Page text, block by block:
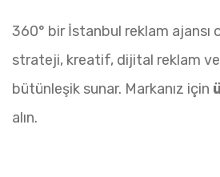
360° bir İstanbul reklam ajansı
strateji, kreatif, dijital reklam
bütünleşik sunar. Markanız için
alın.